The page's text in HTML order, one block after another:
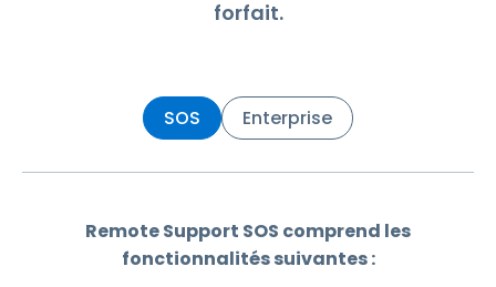
forfait.
SOS Enterprise
Remote Support SOS comprend les
fonctionnalités suivantes :